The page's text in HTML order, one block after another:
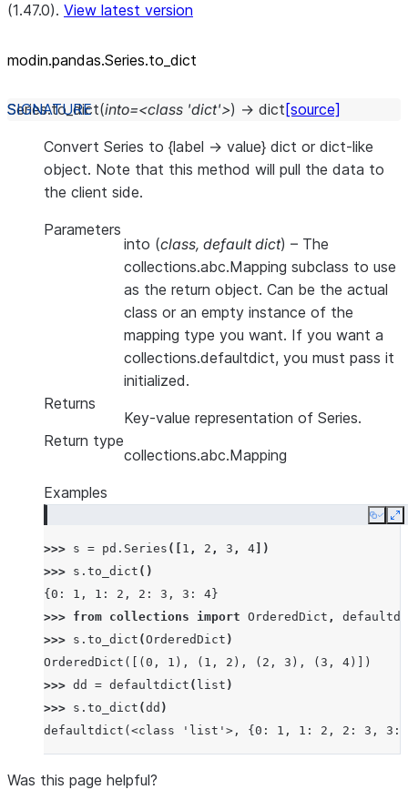
(1.47.0). View latest version
modin.pandas.Series.to_dict
Series.to_dict(into=<class 'dict'>) → dict [source]
Convert Series to {label -> value} dict or dict-like
object. Note that this method will pull the data to
the client side.
Parameters
into (class, default dict) – The
collections.abc.Mapping subclass to use
as the return object. Can be the actual
class or an empty instance of the
mapping type you want. If you want a
collections.defaultdict, you must pass it
initialized.
Returns
Key-value representation of Series.
Return type
collections.abc.Mapping
Examples
Copy
>>> s = pd . Series ([ 1 , 2 , 3 , 4 ])
>>> s . to_dict ()
{0: 1, 1: 2, 2: 3, 3: 4}
>>> from collections import OrderedDict ,
>>> s . to_dict (OrderedDict )
OrderedDict([(0, 1), (1, 2), (2, 3), (3, 4)])
>>> dd = defaultdict ( list )
>>> s . to_dict (dd )
defaultdict(<class 'list'>, {0: 1, 1: 2, 2: 3, 3:
Was this page helpful?